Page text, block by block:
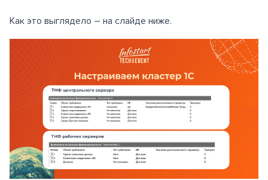
Как это выглядело – на слайде ниже.